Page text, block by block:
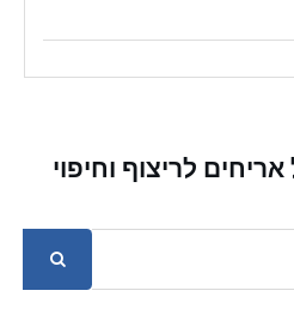
לריצוף וחיפוי